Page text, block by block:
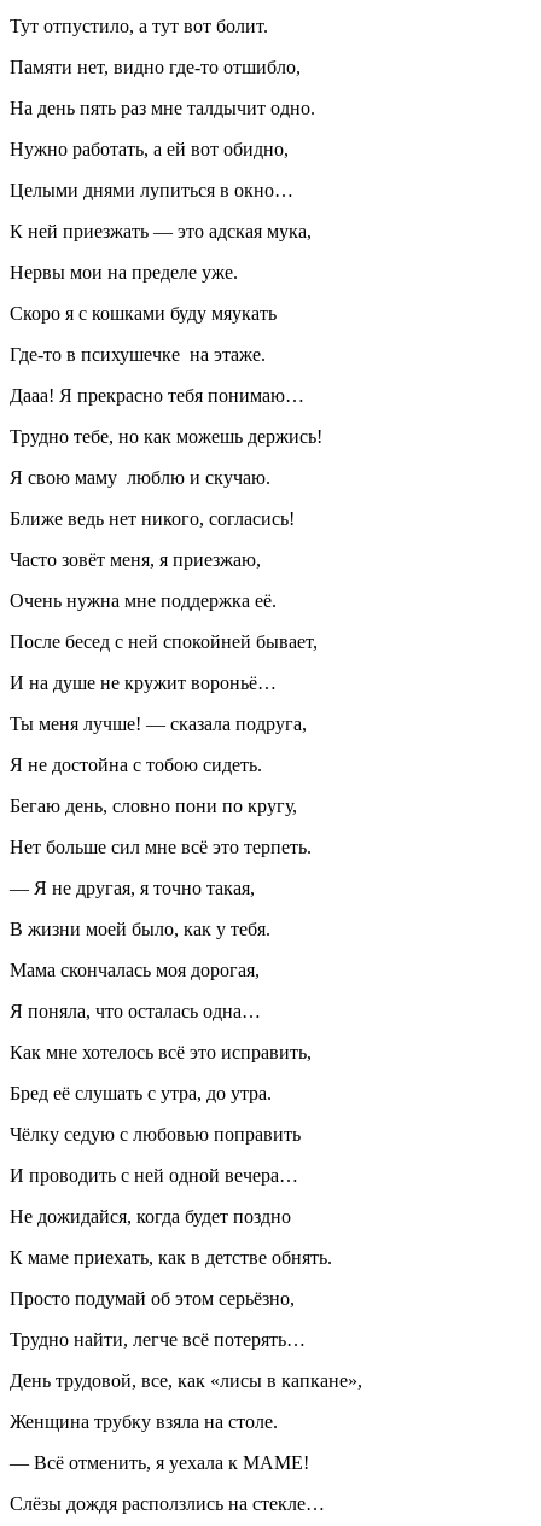
Тут отпустило, а тут вот болит.
Памяти нет, видно где-то отшибло,
На день пять раз мне талдычит одно.
Нужно работать, а ей вот обидно,
Целыми днями лупиться в окно…
К ней приезжать — это адская мука,
Нервы мои на пределе уже.
Скоро я с кошками буду мяукать
Где-то в психушечке на этаже.
Дааа! Я прекрасно тебя понимаю…
Трудно тебе, но как можешь держись!
Я свою маму люблю и скучаю.
Ближе ведь нет никого, согласись!
Часто зовёт меня, я приезжаю,
Очень нужна мне поддержка её.
После бесед с ней спокойней бывает,
И на душе не кружит вороньё…
Ты меня лучше! — сказала подруга,
Я не достойна с тобою сидеть.
Бегаю день, словно пони по кругу,
Нет больше сил мне всё это терпеть.
— Я не другая, я точно такая,
В жизни моей было, как у тебя.
Мама скончалась моя дорогая,
Я поняла, что осталась одна…
Как мне хотелось всё это исправить,
Бред её слушать с утра, до утра.
Чёлку седую с любовью поправить
И проводить с ней одной вечера…
Не дожидайся, когда будет поздно
К маме приехать, как в детстве обнять.
Просто подумай об этом серьёзно,
Трудно найти, легче всё потерять…
День трудовой, все, как «лисы в капкане»,
Женщина трубку взяла на столе.
— Всё отменить, я уехала к МАМЕ!
Слёзы дождя расползлись на стекле…